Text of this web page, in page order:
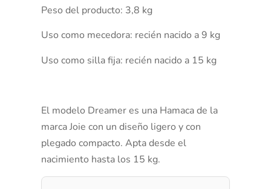
Peso del producto: 3,8 kg
Uso como mecedora: recién nacido a 9 kg
Uso como silla fija: recién nacido a 15 kg
El modelo Dreamer es una Hamaca de la
marca Joie con un diseño ligero y con
plegado compacto. Apta desde el
nacimiento hasta los 15 kg.